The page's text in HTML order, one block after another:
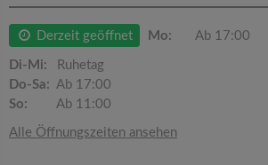
Derzeit geöffnet Mo: Ab 17:00
Di-Mi:
Ruhetag
Do-Sa: Ab 17:00
So:
Ab 11:00
Alle Öffnungszeiten ansehen
t
i
o